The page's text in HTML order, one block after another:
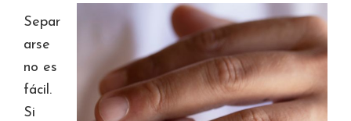
Separ
arse
no es
fácil.
Si